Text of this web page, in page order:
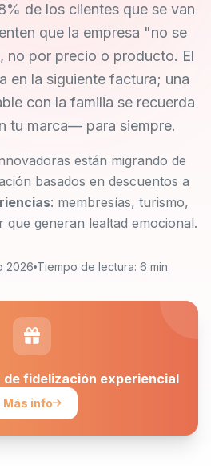
de los clientes que se van
que la empresa "no se
no por precio o producto. El
en la siguiente factura; una
con la familia se recuerda
tu marca— para siempre.
están migrando de
basados en descuentos a
: membresías, turismo,
que generan lealtad emocional.
2026 Tiempo de lectura: 6 min
de fidelización experiencial
Más info